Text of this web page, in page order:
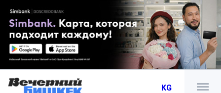
KG